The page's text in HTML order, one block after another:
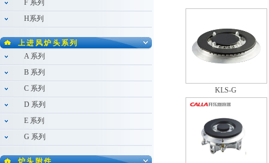
F 系列
H系列
上进风炉头系列
A 系列
B 系列
C 系列
D 系列
E 系列
G 系列
炉头附件
KLS-G